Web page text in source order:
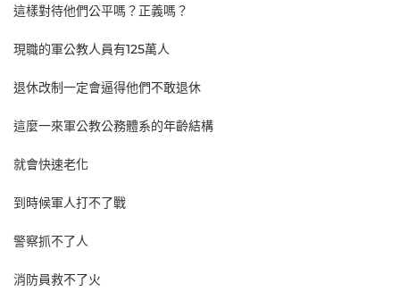
這樣對待他們公平嗎？正義嗎？
現職的軍公教人員有125萬人
退休改制一定會逼得他們不敢退休
這麼一來軍公教公務體系的年齡結構
就會快速老化
到時候軍人打不了戰
警察抓不了人
消防員救不了火